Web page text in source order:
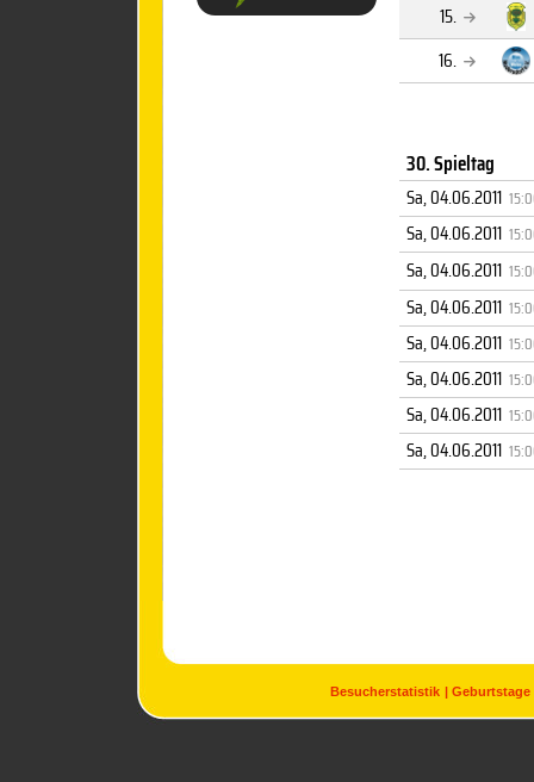
15.
16.
30. Spieltag
Sa, 04.06.2011
Sa, 04.06.2011
Sa, 04.06.2011
Sa, 04.06.2011
Sa, 04.06.2011
Sa, 04.06.2011
Sa, 04.06.2011
Sa, 04.06.2011
Besucherstatistik Geburtstage